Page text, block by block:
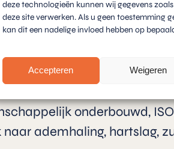
deze technologieën kunnen wij gegevens
deze site verwerken. Als u geen toestemming
kan dit een nadelige invloed hebben op
Accepteren Weigeren
Want veel medewerkers
al overbelasting of
Niet op basis
fix. Net als wij geloven ze
onderbouwd,
ademhaling, hartslag,